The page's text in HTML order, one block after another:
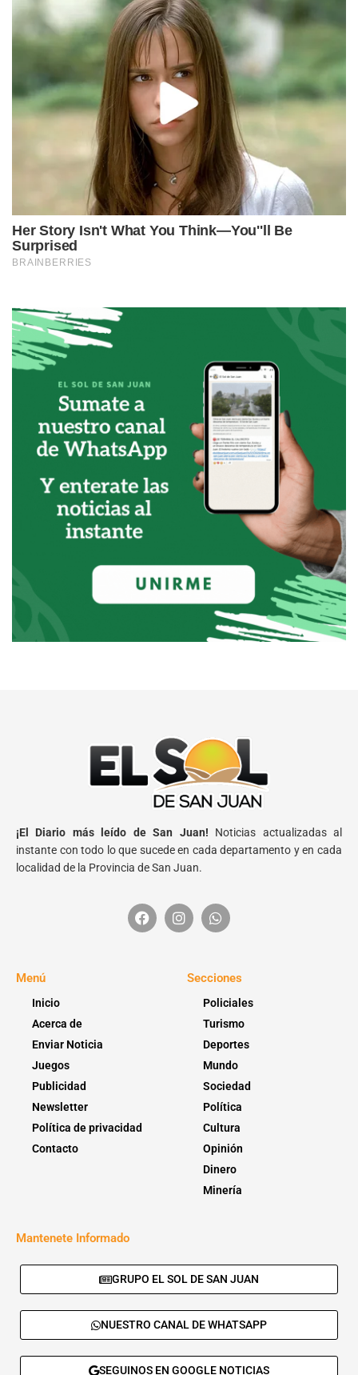
¡El Diario más leído de San Juan! Noticias actualizadas al
instante con todo lo que sucede en cada departamento y en cada
localidad de la Provincia de San Juan.
Menú
Inicio
Acerca de
Enviar Noticia
Juegos
Publicidad
Newsletter
Política de privacidad
Contacto
Secciones
Policiales
Turismo
Deportes
Mundo
Sociedad
Política
Cultura
Opinión
Dinero
Minería
Mantenete Informado
GRUPO EL SOL DE SAN JUAN
NUESTRO CANAL DE WHATSAPP
SEGUINOS EN GOOGLE NOTICIAS